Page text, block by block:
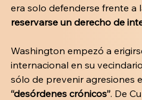
era solo defenderse frente a
reservarse un derecho de
Washington empezó a
internacional en su
sólo de prevenir agresiones
“desórdenes crónicos”. De